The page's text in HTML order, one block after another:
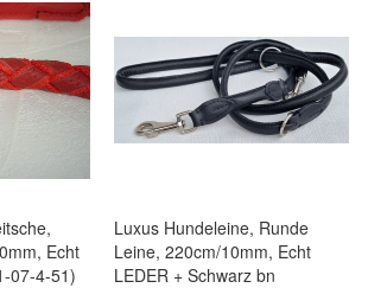
Echt
07-4-51)
Luxus Hundeleine, Runde
Leine, 220cm/10mm, Echt
LEDER + Schwarz bn